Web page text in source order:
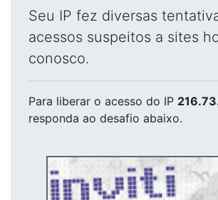
Seu IP fez diversas
acessos suspeitos a sites
conosco.
Para liberar o acesso do IP
responda ao desafio abaixo.